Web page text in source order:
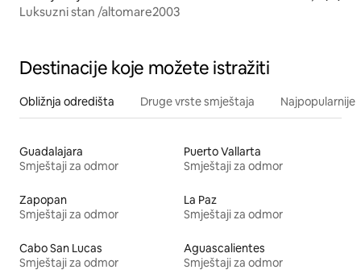
Luksuzni stan /altomare2003
Destinacije koje možete istražiti
Obližnja odredišta Druge vrste smještaja Najpopularnije
Guadalajara
Smještaji za odmor
Puerto Vallarta
Smještaji za odmor
Zapopan
Smještaji za odmor
La Paz
Smještaji za odmor
Cabo San Lucas
Smještaji za odmor
Aguascalientes
Smještaji za odmor